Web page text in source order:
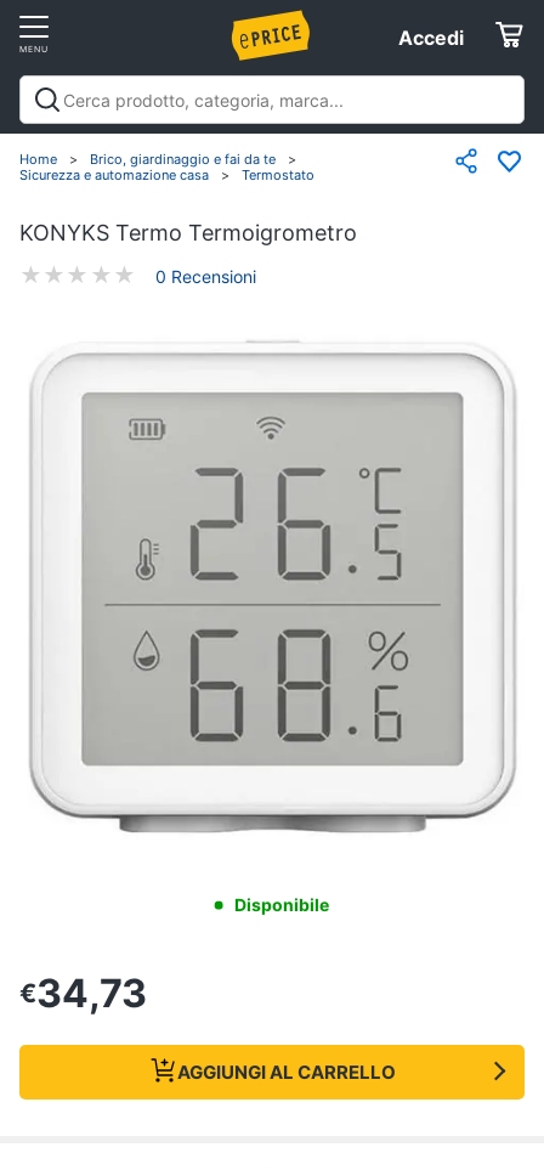
Accedi
Accedi
Servizi
Assistenza
Esci
Home
Brico, giardinaggio e fai da te
Sicurezza e automazione casa
Termostato
KONYKS Termo Termoigrometro
0 Recensioni
Disponibile
€34,73
AGGIUNGI AL CARRELLO